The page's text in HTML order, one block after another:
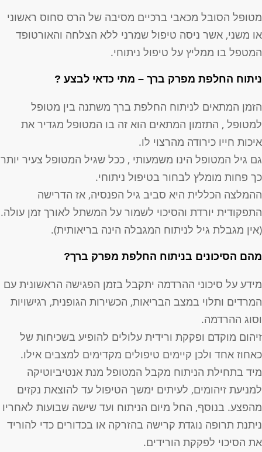
מטופל הסובל מכאבי ברכיים מסיבה של הרס סחוס ראשוני
או משני, אשר ניסה טיפול שמרני ללא הצלחה והאורטופד
המטפל בו ממליץ על טיפול ניתוחי.
ניתוח החלפת מפרק ברך – מתי כדאי לבצע ?
הזמן המתאים לניתוח החלפת ברך משתנה בין מטופל
למטופל , התזמון המתאים הוא זה בו המטופל מגדיר את
איכות חייו כירודה מהרצוי לו.
גם גיל המטופל הינו משמעותי , ככל שגיל המטופל צעיר יותר
כך פחות מומלץ לבחור בטיפול ניתוחי.
ההמלצה הכללית היא סביב גיל הפנסיה, אז הדרישה
התפקודית יורדת והסיכוי לשמור על המשתל לאורך זמן עולה.
(אין מגבלת גיל לניתוח המגבלה הינה בריאותית).
מהם הסיכונים בניתוח החלפת מפרק ברך?
מידע על סיכוני ההרדמה יתקבל בזמן הפגישה הראשונית עם
המרדים ותלוי במצב הבריאות, הכשירות הגופנית, רגישויות
וסוג ההרדמה.
זיהום מוקדם ופקקת ורידית עלולים להופיע בשכיחות של
כאחוז אחד ולכן קיימים טיפולים מקדימים למצבים אילו.
מיד בתחילת הניתוח מקבל המטופל מנת אנטיביוטיקה
למניעת זיהומים, לעיתים ימשך הטיפול עד להוצאת נקזים
מהפצע. בנוסף, החל מיום הניתוח ועד שישה שבועות לאחריו
ניתנת תרופה נוגדת קרישה בהזרקה או בכדורים כדי להוריד
את הסיכוי לפקקת הורידים.